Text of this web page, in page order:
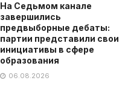
На Седьмом канале
завершились
предвыборные дебаты:
партии представили свои
инициативы в сфере
образования
06.08.2026